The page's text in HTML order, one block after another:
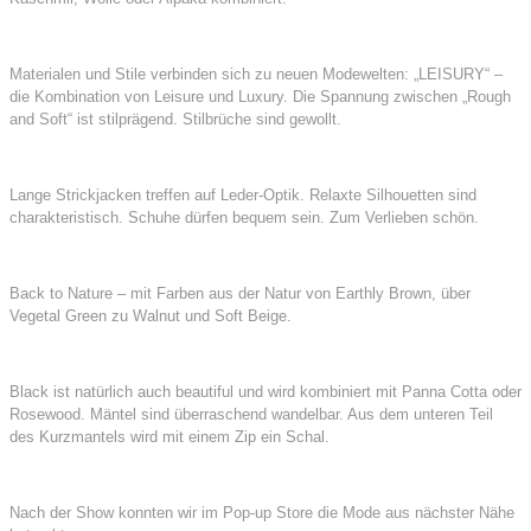
Materialen und Stile verbinden sich zu neuen Modewelten: „LEISURY“ –
die Kombination von Leisure und Luxury. Die Spannung zwischen „Rough
and Soft“ ist stilprägend. Stilbrüche sind gewollt.
Lange Strickjacken treffen auf Leder-Optik. Relaxte Silhouetten sind
charakteristisch. Schuhe dürfen bequem sein. Zum Verlieben schön.
Back to Nature – mit Farben aus der Natur von Earthly Brown, über
Vegetal Green zu Walnut und Soft Beige.
Black ist natürlich auch beautiful und wird kombiniert mit Panna Cotta oder
Rosewood. Mäntel sind überraschend wandelbar. Aus dem unteren Teil
des Kurzmantels wird mit einem Zip ein Schal.
Nach der Show konnten wir im Pop-up Store die Mode aus nächster Nähe